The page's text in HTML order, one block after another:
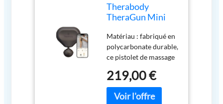
Therabody
TheraGun Mini
massage pour
soulager la
douleur, thérapie
par percussion
noire 3e
génération
Matériau : fabriqué en
polycarbonate durable,
ce pistolet de massage
à l'usure. Couleur : la
finition noire élégante
ajoute une touche de
219,00 €